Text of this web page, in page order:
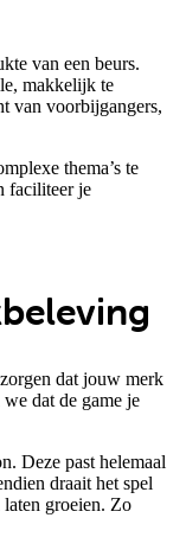
van een beurs.
makkelijk te
van voorbijgangers,
thema’s te
faciliteer je
dat jouw merk
dat de game je
Deze past helemaal
draait het spel
laten groeien. Zo